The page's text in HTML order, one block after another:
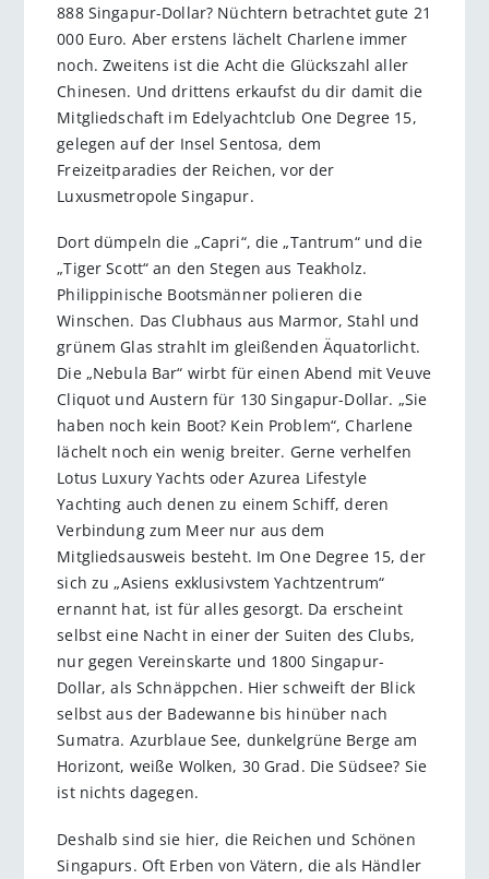
888 Singapur-Dollar? Nüchtern betrachtet gute 21
000 Euro. Aber erstens lächelt Charlene immer
noch. Zweitens ist die Acht die Glückszahl aller
Chinesen. Und drittens erkaufst du dir damit die
Mitgliedschaft im Edelyachtclub One Degree 15,
gelegen auf der Insel Sentosa, dem
Freizeitparadies der Reichen, vor der
Luxusmetropole Singapur.
Dort dümpeln die „Capri“, die „Tantrum“ und die
„Tiger Scott“ an den Stegen aus Teakholz.
Philippinische Bootsmänner polieren die
Winschen. Das Clubhaus aus Marmor, Stahl und
grünem Glas strahlt im gleißenden Äquatorlicht.
Die „Nebula Bar“ wirbt für einen Abend mit Veuve
Cliquot und Austern für 130 Singapur-Dollar. „Sie
haben noch kein Boot? Kein Problem“, Charlene
lächelt noch ein wenig breiter. Gerne verhelfen
Lotus Luxury Yachts oder Azurea Lifestyle
Yachting auch denen zu einem Schiff, deren
Verbindung zum Meer nur aus dem
Mitgliedsausweis besteht. Im One Degree 15, der
sich zu „Asiens exklusivstem Yachtzentrum“
ernannt hat, ist für alles gesorgt. Da erscheint
selbst eine Nacht in einer der Suiten des Clubs,
nur gegen Vereinskarte und 1800 Singapur-
Dollar, als Schnäppchen. Hier schweift der Blick
selbst aus der Badewanne bis hinüber nach
Sumatra. Azurblaue See, dunkelgrüne Berge am
Horizont, weiße Wolken, 30 Grad. Die Südsee? Sie
ist nichts dagegen.
Deshalb sind sie hier, die Reichen und Schönen
Singapurs. Oft Erben von Vätern, die als Händler